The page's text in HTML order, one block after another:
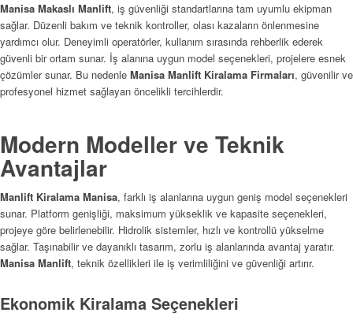
Manisa Makaslı Manlift, iş güvenliği standartlarına tam uyumlu ekipman
sağlar. Düzenli bakım ve teknik kontroller, olası kazaların önlenmesine
yardımcı olur. Deneyimli operatörler, kullanım sırasında rehberlik ederek
güvenli bir ortam sunar. İş alanına uygun model seçenekleri, projelere esnek
çözümler sunar. Bu nedenle Manisa Manlift Kiralama Firmaları, güvenilir ve
profesyonel hizmet sağlayan öncelikli tercihlerdir.
Modern Modeller ve Teknik
Avantajlar
Manlift Kiralama Manisa, farklı iş alanlarına uygun geniş model seçenekleri
sunar. Platform genişliği, maksimum yükseklik ve kapasite seçenekleri,
projeye göre belirlenebilir. Hidrolik sistemler, hızlı ve kontrollü yükselme
sağlar. Taşınabilir ve dayanıklı tasarım, zorlu iş alanlarında avantaj yaratır.
Manisa Manlift, teknik özellikleri ile iş verimliliğini ve güvenliği artırır.
Ekonomik Kiralama Seçenekleri